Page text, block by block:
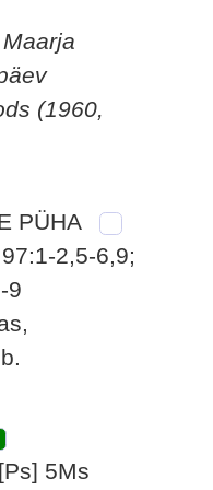
(1960,
PÜHA
2,5-6,9;
9
5Ms